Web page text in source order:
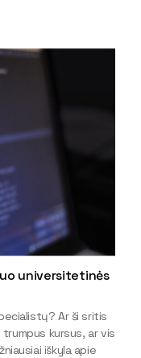
universitetinės
Ar ši sritis
kursus, ar vis
iškyla apie